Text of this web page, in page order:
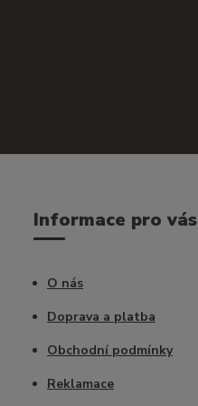
Informace pro vás
O nás
Doprava a platba
Obchodní podmínky
Reklamace